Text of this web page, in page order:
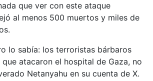
que ver con este ataque
al menos 500 muertos y miles de
lo sabía: los terroristas bárbaros
atacaron el hospital de Gaza, no
Netanyahu en su cuenta de X.